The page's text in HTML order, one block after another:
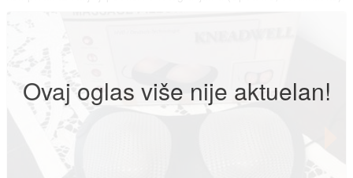
Ovaj oglas više nije aktuelan!